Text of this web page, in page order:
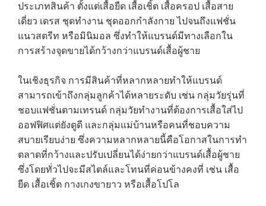
ประเภทสินค้า ตั้งแต่เสื้อยืด เสื้อเชิ้ต เสื้อครอป เสื้อสาย
เดี่ยว เดรส ชุดทำงาน ชุดออกกำลังกาย ไปจนถึงแฟชั่น
แนวสตรีท หรือมินิมอล ซึ่งทำให้แบรนด์มีทางเลือกใน
การสร้างจุดขายได้กว้างกว่าแบรนด์เสื้อผู้ชาย
ในเชิงธุรกิจ การมีสินค้าที่หลากหลายทำให้แบรนด์
สามารถเข้าถึงกลุ่มลูกค้าได้หลายระดับ เช่น กลุ่มวัยรุ่นที่
ชอบแฟชั่นตามเทรนด์ กลุ่มวัยทำงานที่ต้องการเสื้อใส่ไป
ออฟฟิศแต่ยังดูดี และกลุ่มแม่บ้านหรือคนที่ชอบความ
สบายเรียบง่าย ซึ่งความหลากหลายนี้คือโอกาสในการทำ
ตลาดที่กว้างและปรับเปลี่ยนได้ง่ายกว่าแบรนด์เสื้อผู้ชาย
ซึ่งโดยทั่วไปจะมีสไตล์และโทนที่ค่อนข้างคงที่ เช่น เสื้อ
ยืด เสื้อเชิ้ต กางเกงขายาว หรือเสื้อโปโล